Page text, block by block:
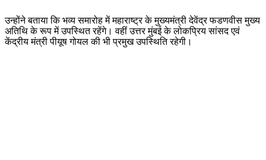
उन्होंने बताया कि भव्य समारोह में महाराष्ट्र के मुख्यमंत्री देवेंद्र फडणवीस मुख्य
अतिथि के रूप में उपस्थित रहेंगे। वहीं उत्तर मुंबई के लोकप्रिय सांसद एवं
केंद्रीय मंत्री पीयूष गोयल की भी प्रमुख उपस्थिति रहेगी।